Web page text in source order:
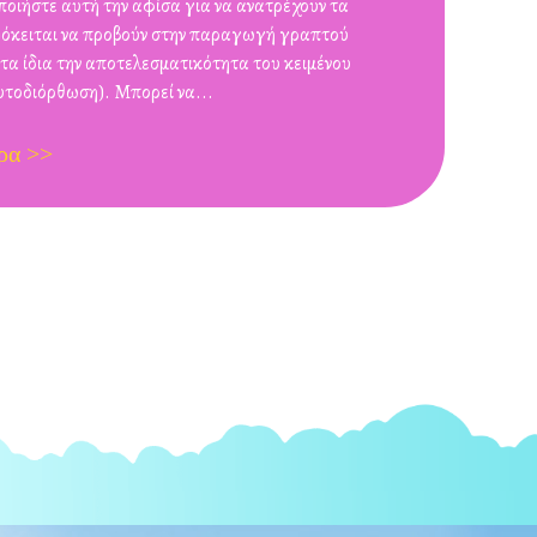
αυτή την αφίσα για να ανατρέχουν τα
να προβούν στην παραγωγή γραπτού
ίδια την αποτελεσματικότητα του κειμένου
Μπορεί να...
>>